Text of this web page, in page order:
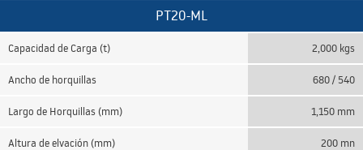
PT20-ML
Capacidad de Carga (t) 2,000 kgs
Ancho de horquillas 680 / 540
Largo de Horquillas (mm) 1,150 mm
Altura de elvación (mm) 200 mn